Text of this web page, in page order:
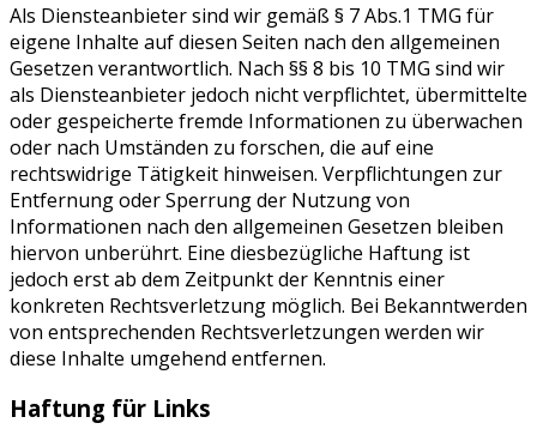
Als Diensteanbieter sind wir gemäß § 7 Abs.1 TMG für
eigene Inhalte auf diesen Seiten nach den allgemeinen
Gesetzen verantwortlich. Nach §§ 8 bis 10 TMG sind wir
als Diensteanbieter jedoch nicht verpflichtet, übermittelte
oder gespeicherte fremde Informationen zu überwachen
oder nach Umständen zu forschen, die auf eine
rechtswidrige Tätigkeit hinweisen. Verpflichtungen zur
Entfernung oder Sperrung der Nutzung von
Informationen nach den allgemeinen Gesetzen bleiben
hiervon unberührt. Eine diesbezügliche Haftung ist
jedoch erst ab dem Zeitpunkt der Kenntnis einer
konkreten Rechtsverletzung möglich. Bei Bekanntwerden
von entsprechenden Rechtsverletzungen werden wir
diese Inhalte umgehend entfernen.
Haftung für Links